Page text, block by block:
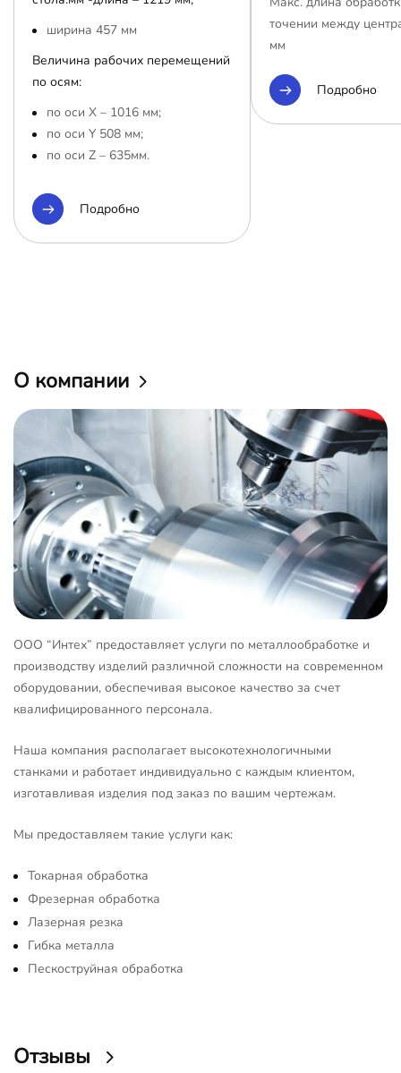
ширина 457 мм
Величина рабочих перемещений
по осям:
по оси Х – 1016 мм;
по оси Y 508 мм;
по оси Z – 635мм.
Подробно
точении между
мм
Подробно
О компании
ООО “Интех” предоставляет услуги по металлообработке и
производству изделий различной сложности на современном
оборудовании, обеспечивая высокое качество за счет
квалифицированного персонала.
Наша компания располагает высокотехнологичными
станками и работает индивидуально с каждым клиентом,
изготавливая изделия под заказ по вашим чертежам.
Мы предоставляем такие услуги как:
Токарная обработка
Фрезерная обработка
Лазерная резка
Гибка металла
Пескоструйная обработка
Отзывы